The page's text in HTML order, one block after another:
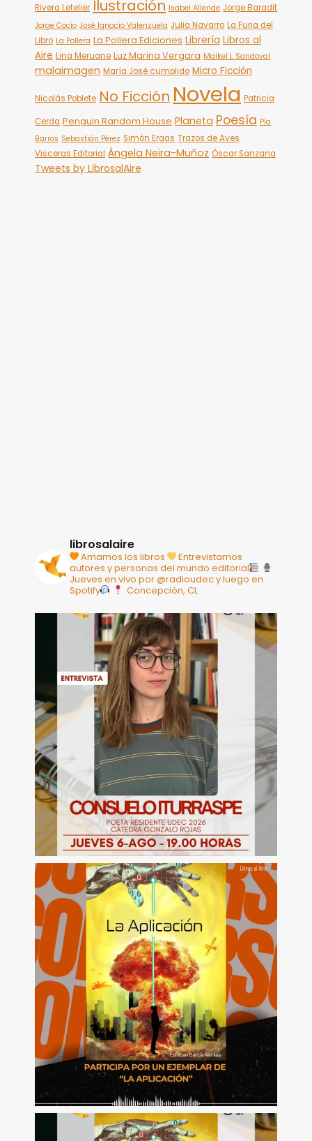
Rivera Letelier Ilustración Isabel Allende Jorge Baradit
Jorge Cocio José Ignacio Valenzuela Julia Navarro La Furia del
Libro La Pollera La Pollera Ediciones Librería Libros al
Aire Lina Meruane Luz Marina Vergara Maikel L Sandoval
malaimagen María José cumplido Micro Ficción
Nicolás Poblete No Ficción Novela Patricia
Cerda Penguin Random House Planeta Poesía Pía
Barros Sebastián Pérez Simón Ergas Trazos de Aves
Visceras Editorial Ángela Neira-Muñoz Óscar Sanzana
Tweets by LibrosalAire
librosalaire
Amamos los libros
Entrevistamos
autores y personas del mundo editorial
Jueves en vivo por @radioudec y luego en
Spotify
Concepción, CL